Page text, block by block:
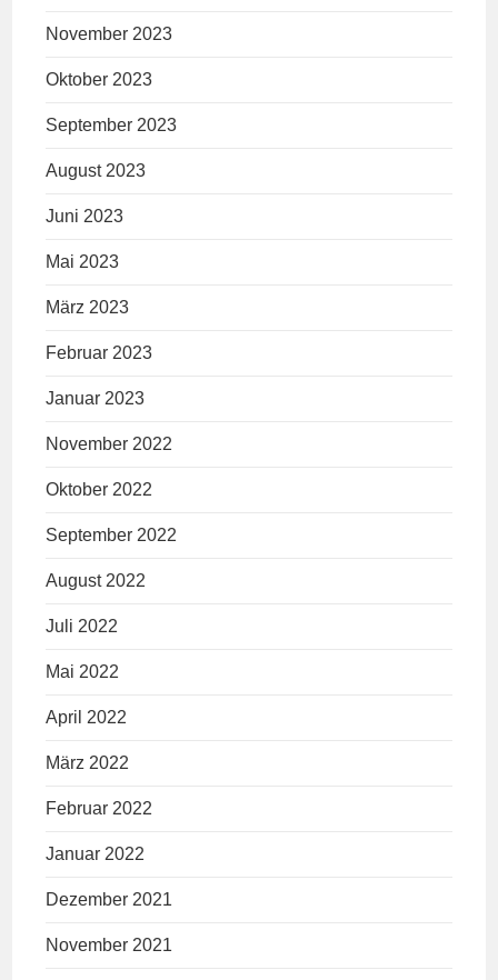
November 2023
Oktober 2023
September 2023
August 2023
Juni 2023
Mai 2023
März 2023
Februar 2023
Januar 2023
November 2022
Oktober 2022
September 2022
August 2022
Juli 2022
Mai 2022
April 2022
März 2022
Februar 2022
Januar 2022
Dezember 2021
November 2021